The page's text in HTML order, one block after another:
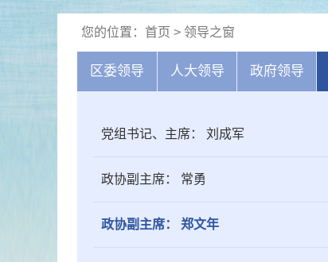
您的位置： 首页 > 领导之窗
区委领导 人大领导 政府领导
党组书记、主席： 刘成军
政协副主席： 常勇
政协副主席： 郑文年